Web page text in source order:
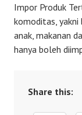
Impor Produk
komoditas, yakni
anak, makanan
hanya boleh
Share this: